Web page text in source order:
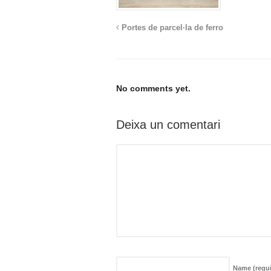
Portes de parcel·la de ferro
No comments yet.
Deixa un comentari
Name